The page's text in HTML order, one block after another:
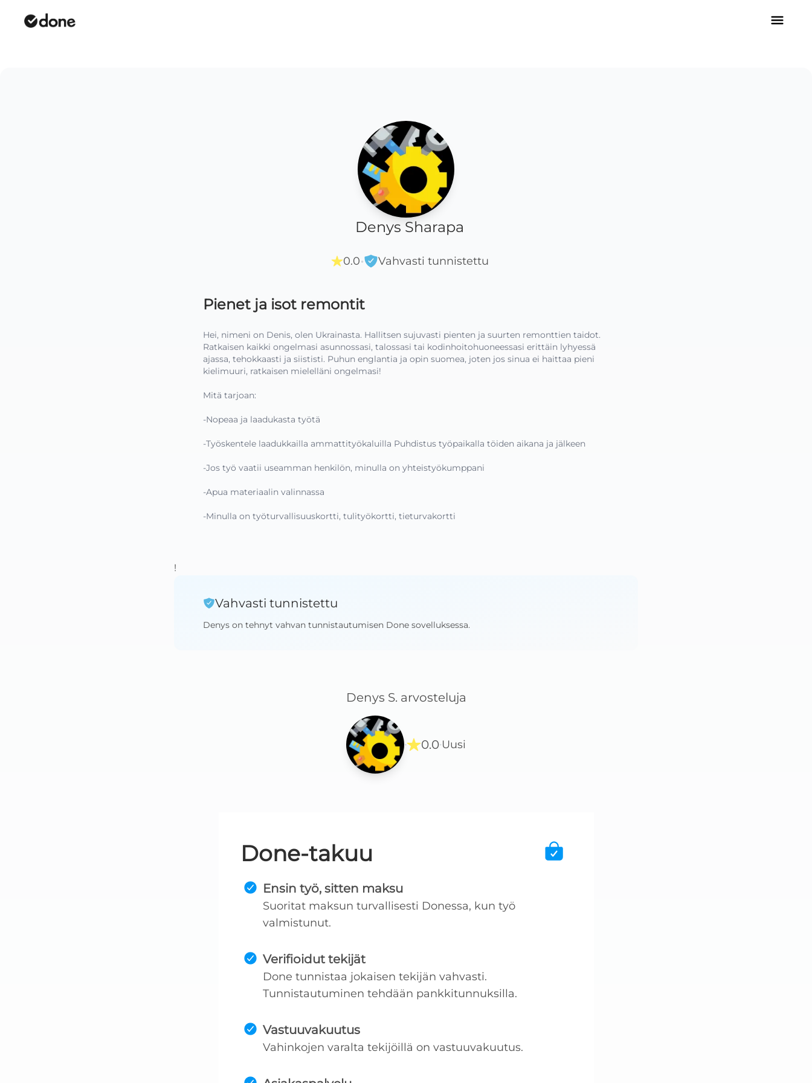
Denys Sharapa
0.0· Vahvasti tunnistettu
Pienet ja isot remontit
Hei, nimeni on Denis, olen Ukrainasta. Hallitsen sujuvasti pienten ja suurten remonttien taidot.
Ratkaisen kaikki ongelmasi asunnossasi, talossasi tai kodinhoitohuoneessasi erittäin lyhyessä
ajassa, tehokkaasti ja siististi. Puhun englantia ja opin suomea, joten jos sinua ei haittaa pieni
kielimuuri, ratkaisen mielelläni ongelmasi!
Mitä tarjoan:
-Nopeaa ja laadukasta työtä
-Työskentele laadukkailla ammattityökaluilla Puhdistus työpaikalla töiden aikana ja jälkeen
-Jos työ vaatii useamman henkilön, minulla on yhteistyökumppani
-Apua materiaalin valinnassa
-Minulla on työturvallisuuskortti, tulityökortti, tieturvakortti
!
Vahvasti tunnistettu
Denys on tehnyt vahvan tunnistautumisen Done sovelluksessa.
Denys S. arvosteluja
· 0.0·Uusi
Done-takuu
Ensin työ, sitten maksu
Suoritat maksun turvallisesti Donessa, kun työ
valmistunut.
Verifioidut tekijät
Done tunnistaa jokaisen tekijän vahvasti.
Tunnistautuminen tehdään pankkitunnuksilla.
Vastuuvakuutus
Vahinkojen varalta tekijöillä on vastuuvakuutus.